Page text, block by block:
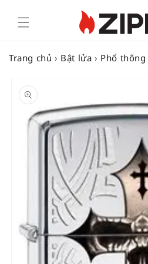
Trang chủ › Bật lửa › Phổ thông
PRODUCT
INFORMATION